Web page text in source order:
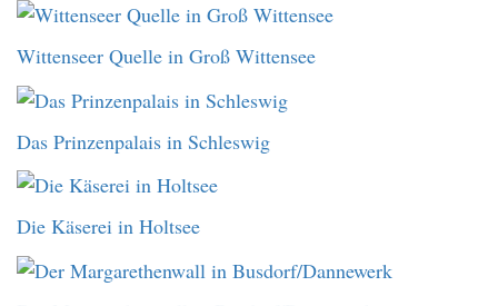
Wittenseer Quelle in Groß Wittensee
Das Prinzenpalais in Schleswig
Die Käserei in Holtsee